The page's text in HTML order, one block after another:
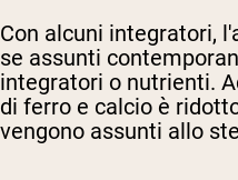
Con alcuni integratori,
se assunti
integratori o nutrienti.
di ferro e calcio è
vengono assunti allo